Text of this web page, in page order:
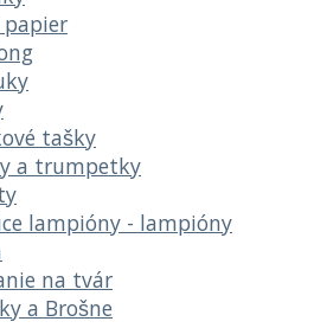
papier
tašky
a trumpetky
lampióny - lampióny
na tvár
a Brošne